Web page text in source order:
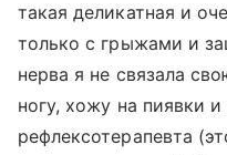
такая деликатная и
только с грыжами и
нерва я не связала
ногу, хожу на пиявки
рефлексотерапевта